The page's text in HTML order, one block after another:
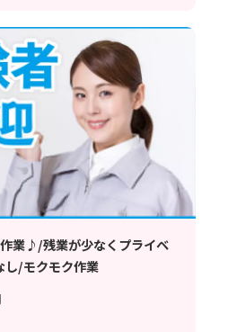
作業♪/残業が少なくプライベ
し/モクモク作業